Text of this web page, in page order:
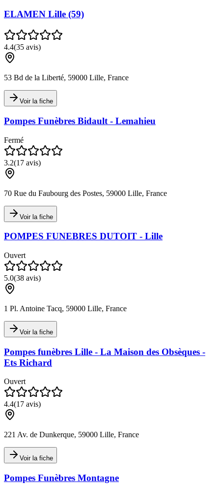
ELAMEN Lille (59)
4.4(35 avis)
53 Bd de la Liberté, 59000 Lille, France
Voir la fiche
Pompes Funèbres Bidault - Lemahieu
Fermé
3.2(17 avis)
70 Rue du Faubourg des Postes, 59000 Lille, France
Voir la fiche
POMPES FUNEBRES DUTOIT - Lille
Ouvert
5.0(38 avis)
1 Pl. Antoine Tacq, 59000 Lille, France
Voir la fiche
Pompes funèbres Lille - La Maison des Obsèques -
Ets Richard
Ouvert
4.4(17 avis)
221 Av. de Dunkerque, 59000 Lille, France
Voir la fiche
Pompes Funèbres Montagne